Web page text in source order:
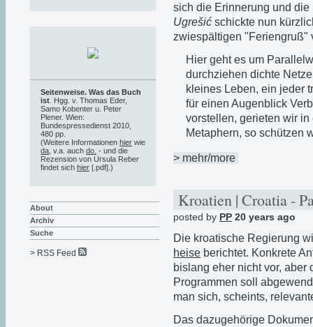
sich die Erinnerung und
Ugrešić schickte nun
zwiespältigen "Feriengruß"
Hier geht es um
durchziehen dichte
kleines Leben, ein jeder
für einen Augenblick
vorstellen, gerieten wir
Metaphern, so schützen
> mehr/more
Kroatien | Croatia -
posted by PP 20 years ago
Die kroatische Regierung
heise berichtet. Konkrete
bislang eher nicht vor,
Programmen soll
man sich, scheints,
Das dazugehörige
Seitenweise. Was das Buch
ist . Hgg. v. Thomas Eder,
Samo Kobenter u. Peter
Plener. Wien:
Bundespressedienst 2010,
480 pp.
(Weitere Informationen hier wie
da , v.a. auch do. - und die
Rezension von Ursula Reber
findet sich hier [.pdf].)
About
Archiv
Suche
> RSS Feed